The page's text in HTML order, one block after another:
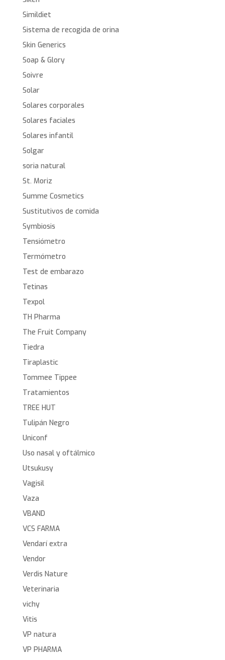
Simildiet
Sistema de recogida de orina
Skin Generics
Soap & Glory
Soivre
Solar
Solares corporales
Solares faciales
Solares infantil
Solgar
soria natural
St. Moriz
Summe Cosmetics
Sustitutivos de comida
Symbiosis
Tensiómetro
Termómetro
Test de embarazo
Tetinas
Texpol
TH Pharma
The Fruit Company
Tiedra
Tiraplastic
Tommee Tippee
Tratamientos
TREE HUT
Tulipán Negro
Uniconf
Uso nasal y oftálmico
Utsukusy
Vagisil
Vaza
VBAND
VCS FARMA
Vendarí extra
Vendor
Verdis Nature
Veterinaria
vichy
Vitis
VP natura
VP PHARMA